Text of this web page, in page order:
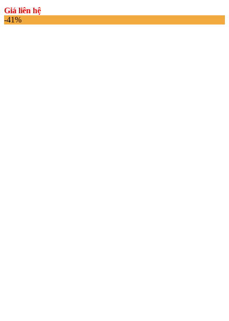
Giá liên hệ
-41%